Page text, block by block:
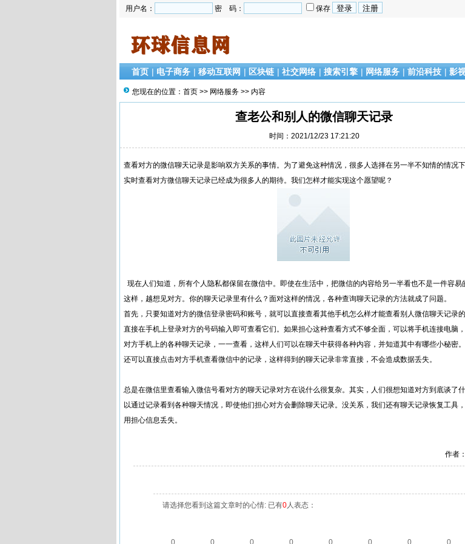
用户名： 密 码： 保存
首页 | 电子商务 | 移动互联网 | 区块链 | 社交网络 | 搜索引擎 | 网络服务 | 前沿科技 | 影
您现在的位置： 首页 >> 网络服务 >> 内容
查老公和别人的微信聊天记录
时间：2021/12/23 17:21:20
查看对方的微信聊天记录是影响双方关系的事情。为了避免这种情况，很多人选择在另一半不知情的情况下
实时查看对方微信聊天记录已经成为很多人的期待。我们怎样才能实现这个愿望呢？
现在人们知道，所有个人隐私都保留在微信中。即使在生活中，把微信的内容给另一半看也不是一件容易
这样，越想见对方。你的聊天记录里有什么？面对这样的情况，各种查询聊天记录的方法就成了问题。
首先，只要知道对方的微信登录密码和账号，就可以直接查看其他手机怎么样才能查看别人微信聊天记录的
直接在手机上登录对方的号码输入即可查看它们。如果担心这种查看方式不够全面，可以将手机连接电脑
对方手机上的各种聊天记录，一一查看，这样人们可以在聊天中获得各种内容，并知道其中有哪些小秘密
还可以直接点击对方手机查看微信中的记录，这样得到的聊天记录非常直接，不会造成数据丢失。
总是在微信里查看输入微信号看对方的聊天记录对方在说什么很复杂。其实，人们很想知道对方到底谈了
以通过记录看到各种聊天情况，即使他们担心对方会删除聊天记录。没关系，我们还有聊天记录恢复工具
用担心信息丢失。
作者
请选择您看到这篇文章时的心情: 已有0人表态：
0 0 0 0 0 0 0 0